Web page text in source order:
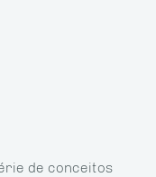
de conceitos